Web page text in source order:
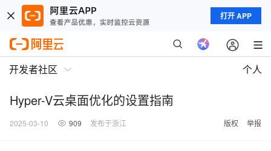
打开 APP
开发者社区 个人
Hyper-V云桌面优化的设置指南
2025-03-10 909 发布于浙江 版权 举报